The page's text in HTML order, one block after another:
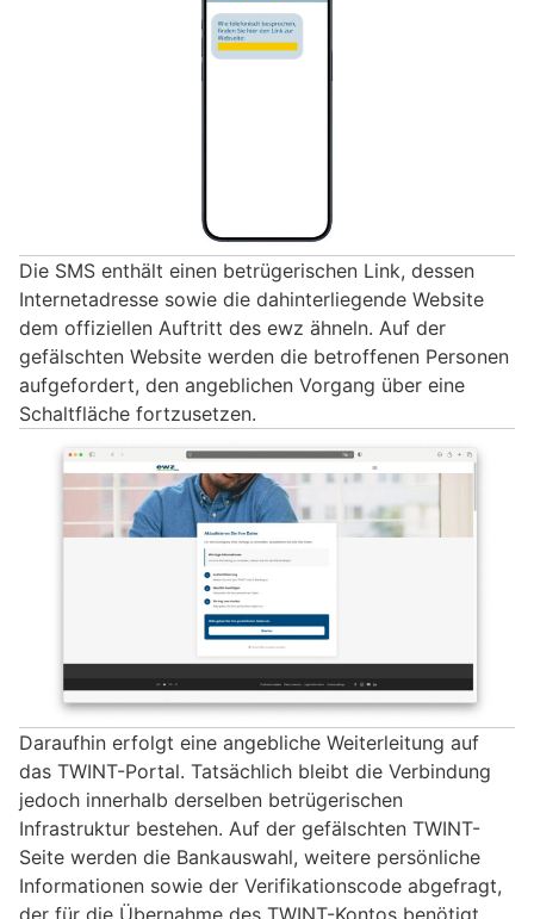
Die SMS enthält einen betrügerischen Link, dessen
Internetadresse sowie die dahinterliegende Website
dem offiziellen Auftritt des ewz ähneln. Auf der
gefälschten Website werden die betroffenen Personen
aufgefordert, den angeblichen Vorgang über eine
Schaltfläche fortzusetzen.
Daraufhin erfolgt eine angebliche Weiterleitung auf
das TWINT-Portal. Tatsächlich bleibt die Verbindung
jedoch innerhalb derselben betrügerischen
Infrastruktur bestehen. Auf der gefälschten TWINT-
Seite werden die Bankauswahl, weitere persönliche
Informationen sowie der Verifikationscode abgefragt,
der für die Übernahme des TWINT-Kontos benötigt